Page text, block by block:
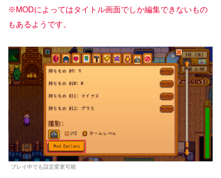
※MODによってはタイトル画面でしか編集できないもの
もあるようです。
プレイ中でも設定変更可能